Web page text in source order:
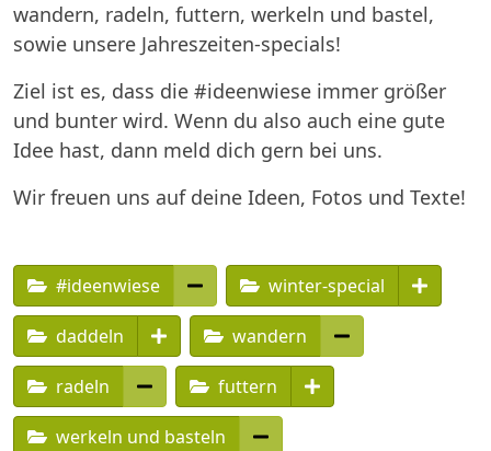
wandern, radeln, futtern, werkeln und bastel,
sowie unsere Jahreszeiten-specials!
Ziel ist es, dass die #ideenwiese immer größer
und bunter wird. Wenn du also auch eine gute
Idee hast, dann meld dich gern bei uns.
Wir freuen uns auf deine Ideen, Fotos und Texte!
#ideenwiese winter-special
daddeln wandern
radeln futtern
werkeln und basteln